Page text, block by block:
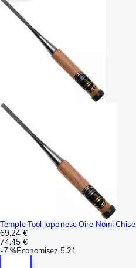
Temple Tool Japanese Oire Nomi
69,24 €
74,45 €
-7 %Économisez 5,21